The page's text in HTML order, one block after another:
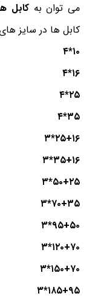
می توان بهکابل
کابل ها در سایز
۱۰*۴
۱۶*۴
۲۵*۴
۳۵*۴
۲۵+۱۶*۳
۳۵+۱۶*۳
۵۰+۲۵*۳
۷۰+۳۵*۳
۹۵+۵۰*۳
۱۲۰+۷۰*۳
۱۵۰+۷۰*۳
۱۸۵+۹۵*۳